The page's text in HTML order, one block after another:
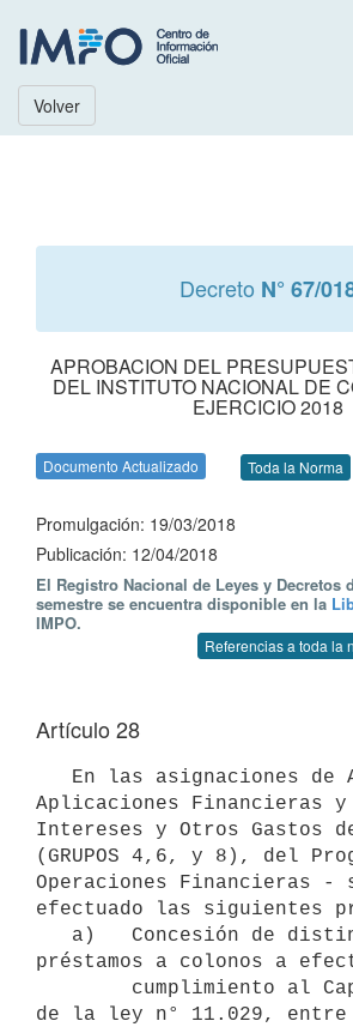
Volver
Decreto N° 67/
APROBACION DEL
DEL INSTITUTO NACIONAL DE
EJERCICIO 2018
Documento Actualizado Toda la Norma
Promulgación: 19/03/2018
Publicación: 12/04/2018
El Registro Nacional de Leyes y Decretos
semestre se encuentra disponible en la
IMPO.
Referencias a toda la
Artículo 28
Aplicaciones Financieras y
Intereses y Otros Gastos
(GRUPOS 4,6, y 8), del
Operaciones Financieras -
efectuado las siguientes
préstamos a colonos a
de la ley n° 11.029,